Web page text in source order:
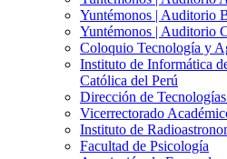
Yuntémonos | Auditorio
Yuntémonos | Auditorio
Coloquio Tecnología y
Instituto de Informática
Católica del Perú
Dirección de
Vicerrectorado
Instituto de
Facultad de Psicología